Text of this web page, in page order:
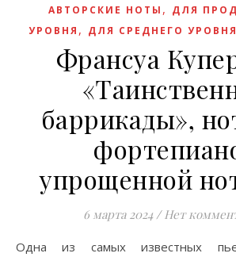
АВТОРСКИЕ НОТЫ , ДЛЯ
УРОВНЯ , ДЛЯ СРЕДНЕГО УРОВНЯ
Франсуа
баррикады»,
упрощенной
6 марта 2024 / Нет
Одна из самых известных пьес французского